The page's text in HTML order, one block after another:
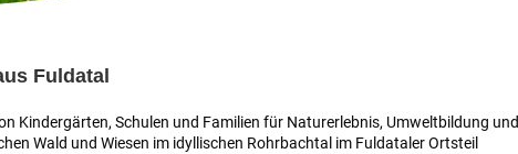
Fuldatal
Kindergärten, Schulen und Familien für Naturerlebnis, Umweltbildung und
Wald und Wiesen im idyllischen Rohrbachtal im Fuldataler Ortsteil